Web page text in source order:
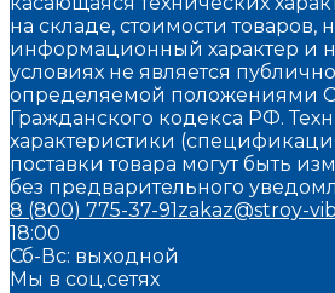
на складе, стоимости товаров,
информационный характер и
условиях не является
определяемой положениями
Гражданского кодекса РФ.
характеристики
поставки товара могут быть
без предварительного
8 (800) 775-37-91zakaz@stroy-
18:00
Сб-Вс: выходной
Мы в соц.сетях